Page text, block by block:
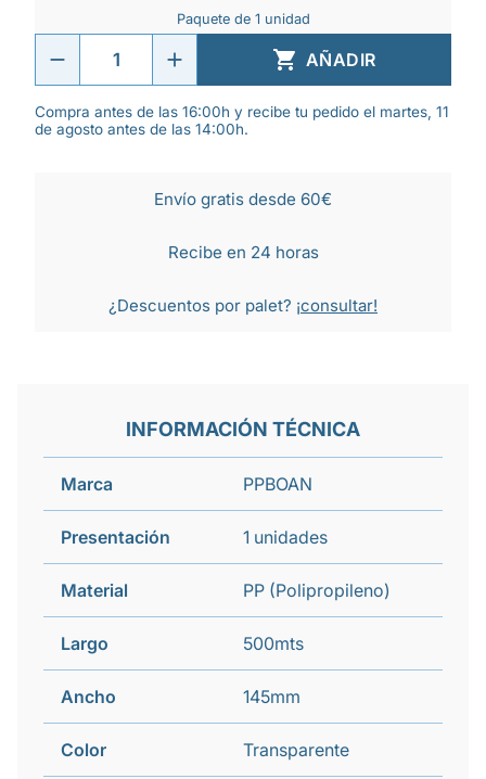
Paquete de 1 unidad
 AÑADIR
Compra antes de las 16:00h y recibe tu pedido el martes, 11
de agosto antes de las 14:00h.
Envío gratis desde 60€
Recibe en 24 horas
¿Descuentos por palet? ¡consultar!
INFORMACIÓN TÉCNICA
Marca PPBOAN
Presentación 1 unidades
Material PP (Polipropileno)
Largo 500mts
Ancho 145mm
Color Transparente